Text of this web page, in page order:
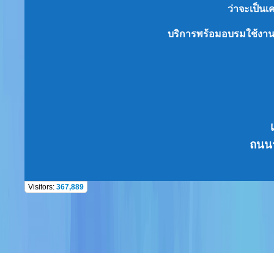
ว่าจะเป็นเ
บริการพร้อมอบรมใช้งา
ถนน
Visitors: 367,889